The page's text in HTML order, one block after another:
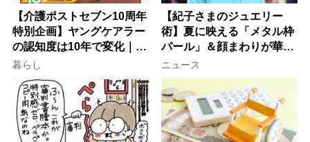
【介護ポストセブン10周年
特別企画】ヤングケアラー
の認知度は10年で変化｜流
行語大賞にノミネート、法
律にも明記されたが果たし
て現在は？
暮らし
【紀子さまのジュエリー
術】夏に映える「メタル枠
パール」＆顔まわりが華や
ぐ「揺れる一粒」の使い分
け方
ニュース